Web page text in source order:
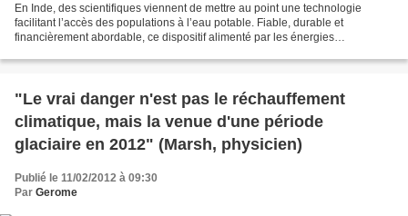
En Inde, des scientifiques viennent de mettre au point une technologie
facilitant l’accès des populations à l’eau potable. Fiable, durable et
financièrement abordable, ce dispositif alimenté par les énergies
"Le vrai danger n'est pas le réchauffement
climatique, mais la venue d'une période
glaciaire en 2012" (Marsh, physicien)
Publié le 11/02/2012 à 09:30
Par Gerome